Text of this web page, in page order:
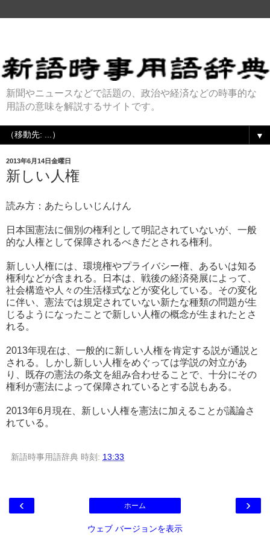
新聞やニュースなどで話題の、政治や経済などの時事的な
用語の意味を解説するサイトです。
▼
2013年6月14日金曜日
新しい人権
読み方：あたらしいじんけん
日本国憲法に個別の権利として明記されていないが、一般
的な人権として保障されるべきだとされる権利。
新しい人権には、環境権やプライバシー権、あるいは知る
権利などが含まれる。日本は、戦後の経済発展によって、
社会構造や人々の生活様式などが変化している。その変化
に伴い、憲法では規定されていない新たな種類の問題が生
じるようになったことで新しい人権の概念が生まれたとさ
れる。
2013年現在は、一般的に新しい人権を肯定する説が通説と
される。しかし新しい人権をめぐっては学説の対立があ
り、既存の憲法の条文を組み合わせることで、十分にその
権利が憲法によって保障されているとする説もある。
2013年6月現在、新しい人権を憲法に加えることが議論さ
れている。
新語時事用語辞典 時刻: 13:33
‹ ›
ホーム
ウェブ バージョンを表示